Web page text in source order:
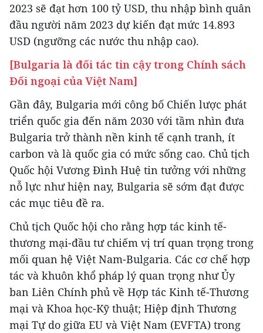
2023 sẽ đạt hơn 100 tỷ USD, thu nhập bình quân
đầu người năm 2023 dự kiến đạt mức 14.893
USD (ngưỡng các nước thu nhập cao).
[Bulgaria là đối tác tin cậy trong Chính sách
Đối ngoại của Việt Nam]
Gần đây, Bulgaria mới công bố Chiến lược phát
triển quốc gia đến năm 2030 với tầm nhìn đưa
Bulgaria trở thành nền kinh tế cạnh tranh, ít
carbon và là quốc gia có mức sống cao. Chủ tịch
Quốc hội Vương Đình Huệ tin tưởng với những
nỗ lực như hiện nay, Bulgaria sẽ sớm đạt được
các mục tiêu đề ra.
Chủ tịch Quốc hội cho rằng hợp tác kinh tế-
thương mại-đầu tư chiếm vị trí quan trọng trong
mối quan hệ Việt Nam-Bulgaria. Các cơ chế hợp
tác và khuôn khổ pháp lý quan trọng như Ủy
ban Liên Chính phủ về Hợp tác Kinh tế-Thương
mại và Khoa học-Kỹ thuật; Hiệp định Thương
mại Tự do giữa EU và Việt Nam (EVFTA) trong